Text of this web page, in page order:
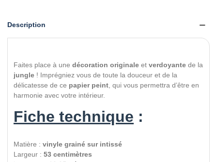
Description
Faites place à une décoration originale et verdoyante de la
jungle ! Imprégniez vous de toute la douceur et de la
délicatesse de ce papier peint, qui vous permettra d’être en
harmonie avec votre intérieur.
Fiche technique :
Matière : vinyle grainé sur intissé
Largeur : 53 centimètres